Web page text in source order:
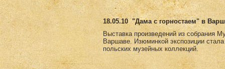
18.05.10 "Дама с горностаем" в
Выставка произведений из собрания
Варшаве. Изюминкой экспозиции
польских музейных коллекций.